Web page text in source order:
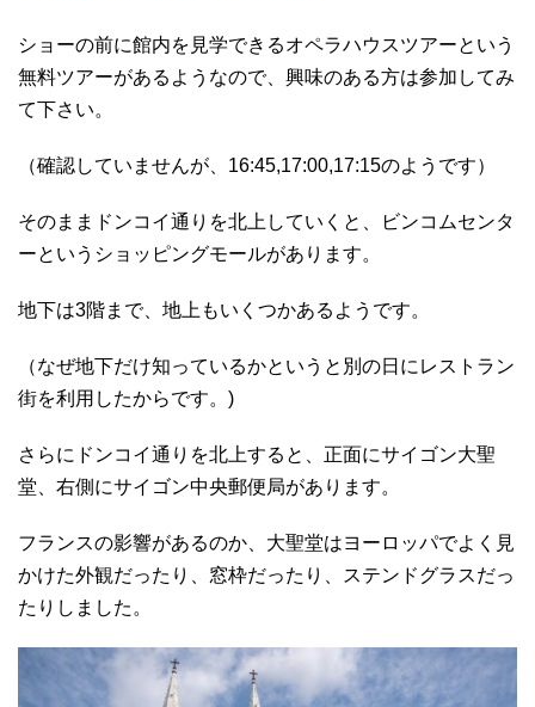
ショーの前に館内を見学できるオペラハウスツアーという
無料ツアーがあるようなので、興味のある方は参加してみ
て下さい。
（確認していませんが、16:45,17:00,17:15のようです）
そのままドンコイ通りを北上していくと、ビンコムセンタ
ーというショッピングモールがあります。
地下は3階まで、地上もいくつかあるようです。
（なぜ地下だけ知っているかというと別の日にレストラン
街を利用したからです。)
さらにドンコイ通りを北上すると、正面にサイゴン大聖
堂、右側にサイゴン中央郵便局があります。
フランスの影響があるのか、大聖堂はヨーロッパでよく見
かけた外観だったり、窓枠だったり、ステンドグラスだっ
たりしました。